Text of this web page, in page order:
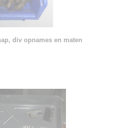
div opnames en maten